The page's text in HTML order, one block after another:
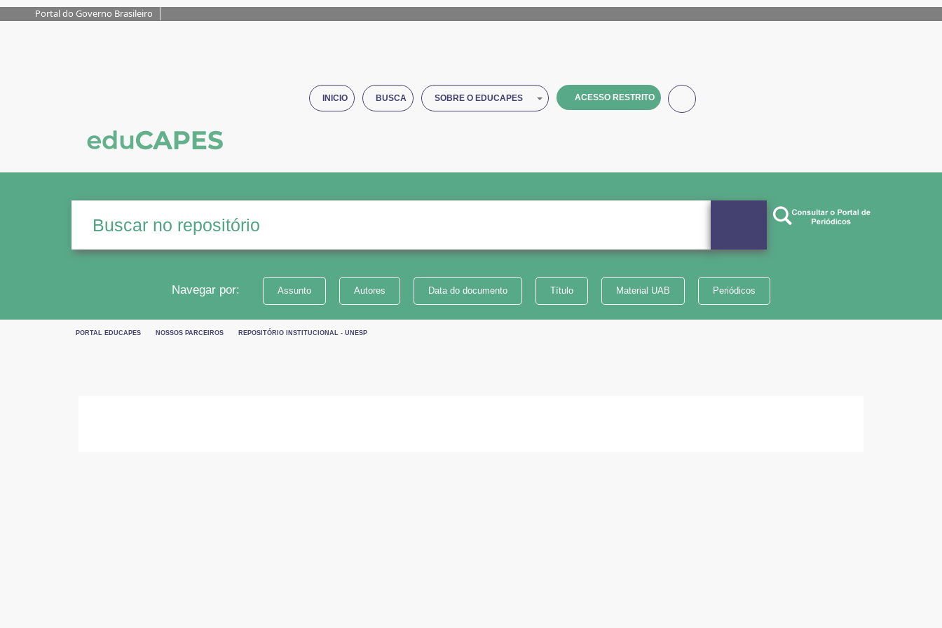
Portal do Governo Brasileiro
INICIO BUSCA SOBRE O EDUCAPES ACESSO RESTRITO
Navegar por: Assunto Autores Data do documento Título Material UAB Periódicos
PORTAL EDUCAPES NOSSOS PARCEIROS REPOSITÓRIO INSTITUCIONAL - UNESP